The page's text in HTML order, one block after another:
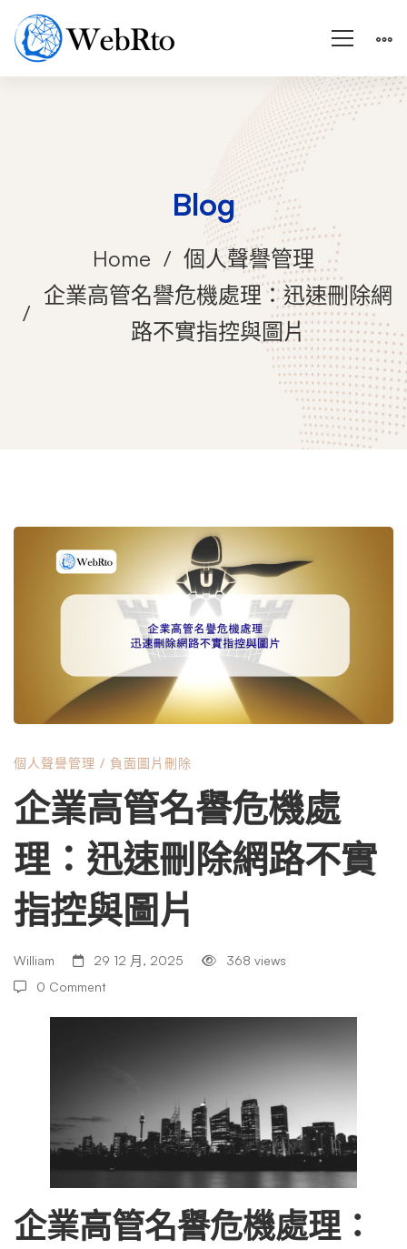
Blog
Home
個人聲譽管理
企業高管名譽危機處理：迅速刪除網
路不實指控與圖片
企
管
名
譽
危
機
理：
迅
速
個人聲譽管理 / 負面圖片刪除
企業高管名譽危機處
理：迅速刪除網路不實
指控與圖片
William 29 12 月, 2025
368 views
0 Comment
企業高管名譽危機處理：